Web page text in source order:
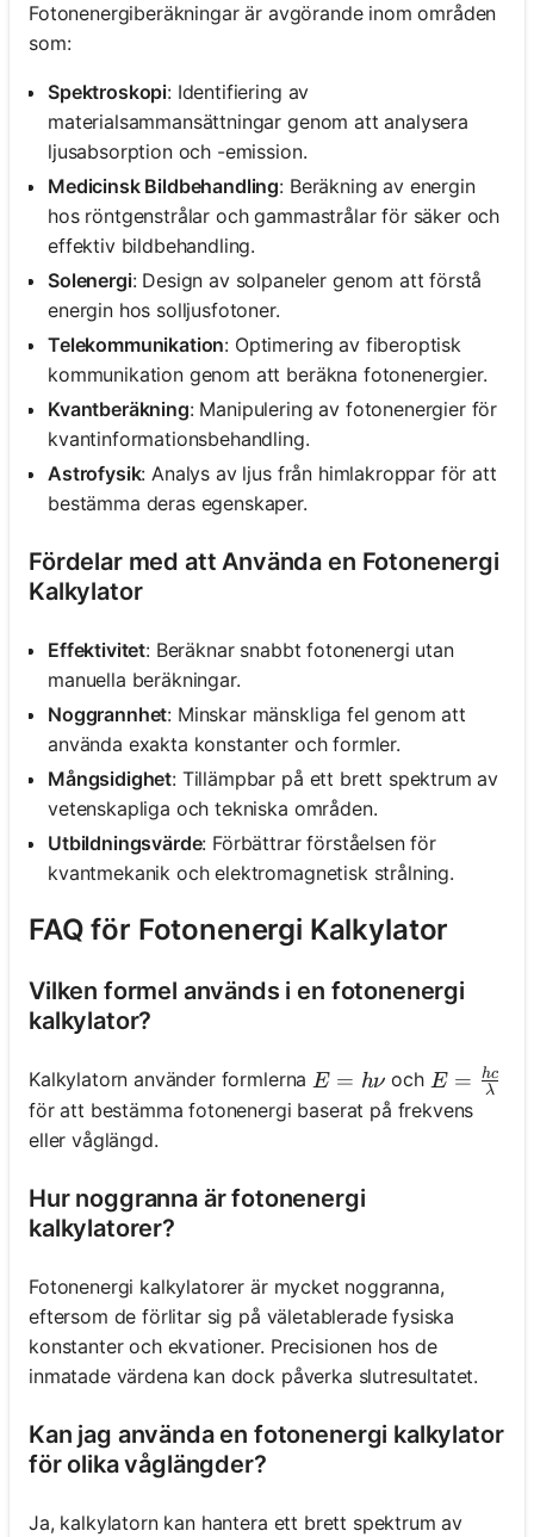
Fotonenergiberäkningar är avgörande inom områden
som:
Spektroskopi: Identifiering av
materialsammansättningar genom att analysera
ljusabsorption och -emission.
Medicinsk Bildbehandling: Beräkning av energin
hos röntgenstrålar och gammastrålar för säker och
effektiv bildbehandling.
Solenergi: Design av solpaneler genom att förstå
energin hos solljusfotoner.
Telekommunikation: Optimering av fiberoptisk
kommunikation genom att beräkna fotonenergier.
Kvantberäkning: Manipulering av fotonenergier för
kvantinformationsbehandling.
Astrofysik: Analys av ljus från himlakroppar för att
bestämma deras egenskaper.
Fördelar med att Använda en Fotonenergi
Kalkylator
Effektivitet: Beräknar snabbt fotonenergi utan
manuella beräkningar.
Noggrannhet: Minskar mänskliga fel genom att
använda exakta konstanter och formler.
Mångsidighet: Tillämpbar på ett brett spektrum av
vetenskapliga och tekniska områden.
Utbildningsvärde: Förbättrar förståelsen för
kvantmekanik och elektromagnetisk strålning.
FAQ för Fotonenergi Kalkylator
Vilken formel används i en fotonenergi
kalkylator?
Kalkylatorn använder formlerna E = hν
E = hν och E =
E = λ
hc
för att bestämma fotonenergi baserat på frekvens
eller våglängd.
Hur noggranna är fotonenergi
kalkylatorer?
Fotonenergi kalkylatorer är mycket noggranna,
eftersom de förlitar sig på väletablerade fysiska
konstanter och ekvationer. Precisionen hos de
inmatade värdena kan dock påverka slutresultatet.
Kan jag använda en fotonenergi kalkylator
för olika våglängder?
Ja, kalkylatorn kan hantera ett brett spektrum av